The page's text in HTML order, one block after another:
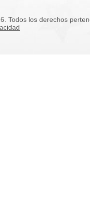
Todos los derechos